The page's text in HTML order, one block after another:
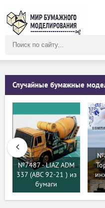
сайту
Случайные бумажные
№7487 - LIAZ ADM
337 (ABC 92-21 ) из
бумаги